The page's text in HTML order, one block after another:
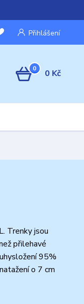
Přihlášení
0 0 Kč
Trenky jsou
přilehavé
95%
o 7 cm